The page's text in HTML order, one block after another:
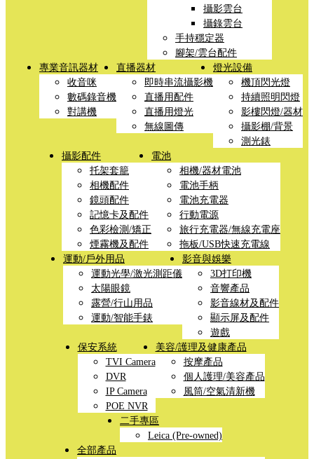
攝影雲台
攝錄雲台
手持穩定器
腳架/雲台配件
專業音訊器材
收音咪
數碼錄音機
對講機
直播器材
即時串流攝影機
直播用配件
直播用燈光
無線圖傳
燈光設備
機頂閃光燈
持續照明閃燈
影樓閃燈/器材
攝影棚/背景
測光錶
攝影配件
托架套籠
相機配件
鏡頭配件
記憶卡及配件
色彩檢測/矯正
煙霧機及配件
電池
相機/器材電池
電池手柄
電池充電器
行動電源
旅行充電器/無線充電座
拖板/USB快速充電線
運動/戶外用品
運動光學/激光測距儀
太陽眼鏡
露營/行山用品
運動/智能手錶
影音與娛樂
3D打印機
音響產品
影音線材及配件
顯示屏及配件
遊戲
保安系統
TVI Camera
DVR
IP Camera
POE NVR
美容/護理及健康產品
按摩產品
個人護理/美容產品
風筒/空氣清新機
二手專區
Leica (Pre-owned)
全部產品